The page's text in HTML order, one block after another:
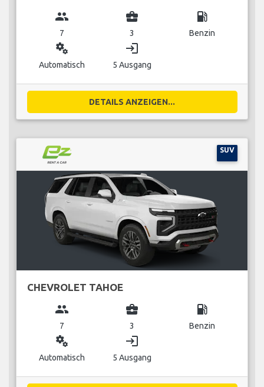
group
7
business_center
3
local_gas_station
Benzin
miscellaneous_services
Automatisch
login
5 Ausgang
DETAILS ANZEIGEN...
SUV
CHEVROLET TAHOE
group
7
business_center
3
local_gas_station
Benzin
miscellaneous_services
Automatisch
login
5 Ausgang